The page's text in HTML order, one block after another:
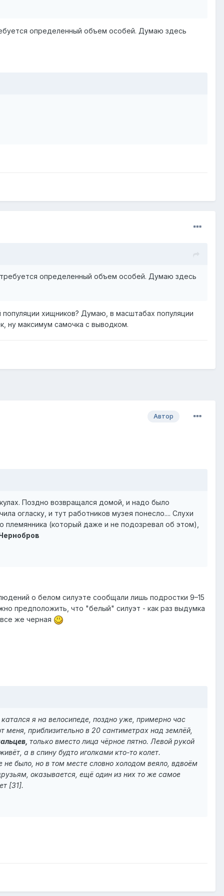
определенный объем особей. Думаю здесь
определенный объем особей. Думаю здесь
хищников? Думаю, в масштабах популяции
ну максимум самочка с выводком.
Автор
Поздно возвращался домой, и надо было
огласку, и тут работников музея понесло.... Слухи
(который даже и не подозревал об этом),
о белом силуэте сообщали лишь подростки 9–15
предположить, что "белый" силуэт - как раз выдумка
же черная
катался я на велосипеде, поздно уже, примерно час
приблизительно в 20 сантиметрах над землёй,
только вместо лица чёрное пятно. Левой рукой
а в спину будто иголками кто-то колет.
было, но в том месте словно холодом веяло, вдвоём
оказывается, ещё один из них то же самое
[31].